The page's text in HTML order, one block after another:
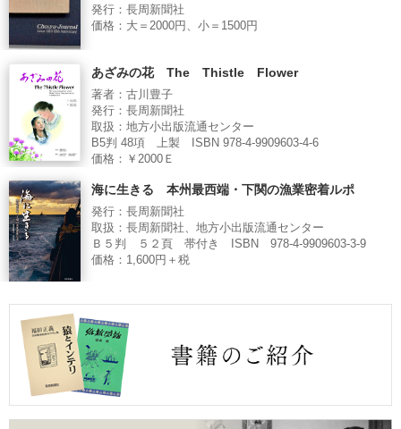
発行：長周新聞社
価格：大＝2000円、小＝1500円
あざみの花 The Thistle Flower
著者：古川豊子
発行：長周新聞社
取扱：地方小出版流通センター
B5判 48項 上製 ISBN 978-4-9909603-4-6
価格：￥2000Ｅ
海に生きる 本州最西端・下関の漁業密着ルポ
発行：長周新聞社
取扱：長周新聞社、地方小出版流通センター
Ｂ５判 ５２頁 帯付き ISBN 978-4-9909603-3-9
価格：1,600円＋税